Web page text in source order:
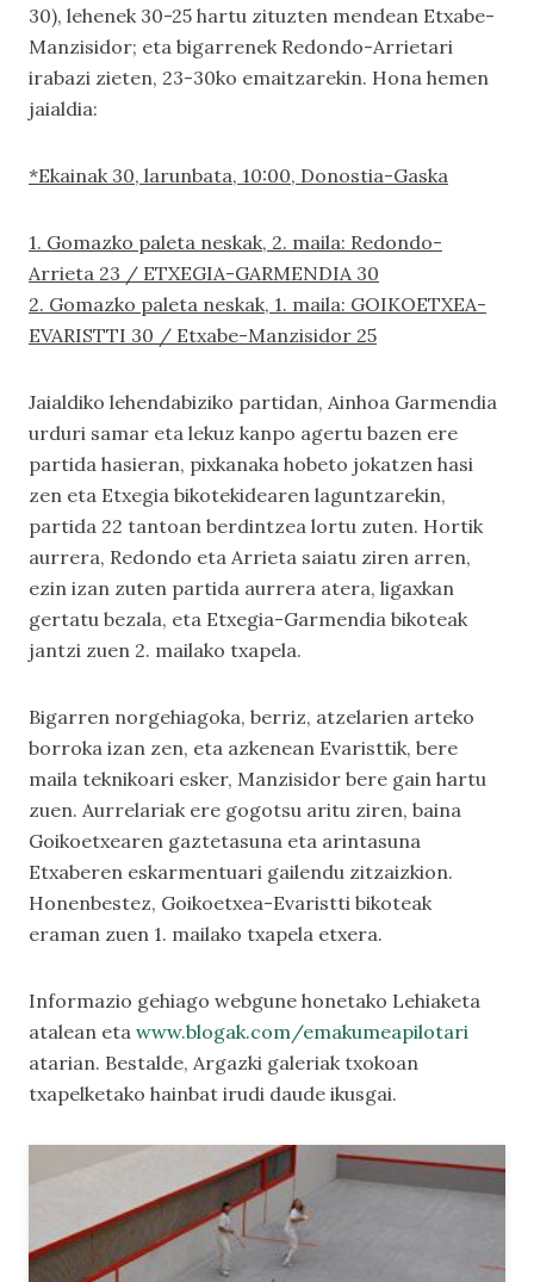
30), lehenek 30-25 hartu zituzten mendean Etxabe-
Manzisidor; eta bigarrenek Redondo-Arrietari
irabazi zieten, 23-30ko emaitzarekin. Hona hemen
jaialdia:
*Ekainak 30, larunbata, 10:00, Donostia-Gaska
1. Gomazko paleta neskak, 2. maila: Redondo-
Arrieta 23 / ETXEGIA-GARMENDIA 30
2. Gomazko paleta neskak, 1. maila: GOIKOETXEA-
EVARISTTI 30 / Etxabe-Manzisidor 25
Jaialdiko lehendabiziko partidan, Ainhoa Garmendia
urduri samar eta lekuz kanpo agertu bazen ere
partida hasieran, pixkanaka hobeto jokatzen hasi
zen eta Etxegia bikotekidearen laguntzarekin,
partida 22 tantoan berdintzea lortu zuten. Hortik
aurrera, Redondo eta Arrieta saiatu ziren arren,
ezin izan zuten partida aurrera atera, ligaxkan
gertatu bezala, eta Etxegia-Garmendia bikoteak
jantzi zuen 2. mailako txapela.
Bigarren norgehiagoka, berriz, atzelarien arteko
borroka izan zen, eta azkenean Evaristtik, bere
maila teknikoari esker, Manzisidor bere gain hartu
zuen. Aurrelariak ere gogotsu aritu ziren, baina
Goikoetxearen gaztetasuna eta arintasuna
Etxaberen eskarmentuari gailendu zitzaizkion.
Honenbestez, Goikoetxea-Evaristti bikoteak
eraman zuen 1. mailako txapela etxera.
Informazio gehiago webgune honetako Lehiaketa
atalean eta www.blogak.com/emakumeapilotari
atarian. Bestalde, Argazki galeriaktxokoan
txapelketako hainbat irudi daude ikusgai.